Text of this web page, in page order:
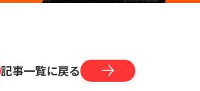
記事一覧に戻る